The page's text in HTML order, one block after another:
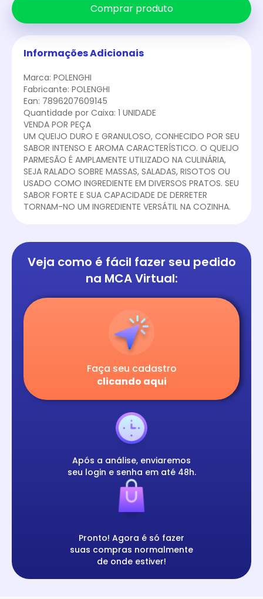
Comprar produto
Informações Adicionais
Marca: POLENGHI
Fabricante: POLENGHI
Ean: 7896207609145
Quantidade por Caixa: 1 UNIDADE
VENDA POR PEÇA
UM QUEIJO DURO E GRANULOSO, CONHECIDO POR SEU
SABOR INTENSO E AROMA CARACTERÍSTICO. O QUEIJO
PARMESÃO É AMPLAMENTE UTILIZADO NA CULINÁRIA,
SEJA RALADO SOBRE MASSAS, SALADAS, RISOTOS OU
USADO COMO INGREDIENTE EM DIVERSOS PRATOS. SEU
SABOR FORTE E SUA CAPACIDADE DE DERRETER
TORNAM-NO UM INGREDIENTE VERSÁTIL NA COZINHA.
Veja como é fácil fazer seu pedido
na MCA Virtual:
Faça seu cadastro
clicando aqui
Após a análise, enviaremos
seu login e senha em até 48h.
Pronto! Agora é só fazer
suas compras normalmente
de onde estiver!